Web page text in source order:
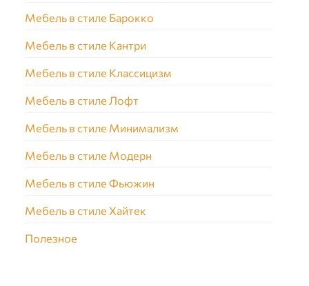
Мебель в стиле Барокко
Мебель в стиле Кантри
Мебель в стиле Классицизм
Мебель в стиле Лофт
Мебель в стиле Минимализм
Мебель в стиле Модерн
Мебель в стиле Фьюжин
Мебель в стиле Хайтек
Полезное